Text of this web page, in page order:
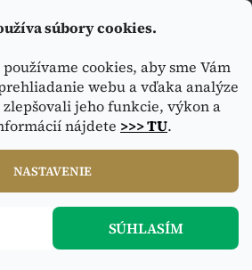
súbory cookies.
cookies, aby sme Vám
webu a vďaka analýze
jeho funkcie, výkon a
nájdete >>> TU.
NASTAVENIE
SÚHLASÍM
. Všetky práva vyhradené.
nastavenie cookies